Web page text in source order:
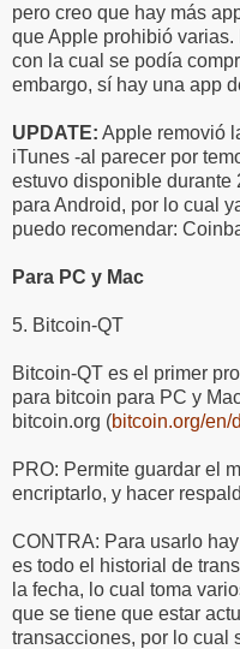
pero creo que hay más
que Apple prohibió
con la cual se podía
embargo, sí hay una app
UPDATE: Apple removió
iTunes -al parecer por
estuvo disponible durante
para Android, por lo cual
puedo recomendar:
Para PC y Mac
5. Bitcoin-QT
Bitcoin-QT es el primer
para bitcoin para PC y
bitcoin.org (bitcoin.org/en/
PRO: Permite guardar el
encriptarlo, y hacer
CONTRA: Para usarlo
es todo el historial de
la fecha, lo cual toma
que se tiene que estar
transacciones, por lo cual